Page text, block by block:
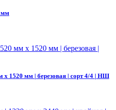
мм
1520 мм | березовая | сорт 4/4 | НШ